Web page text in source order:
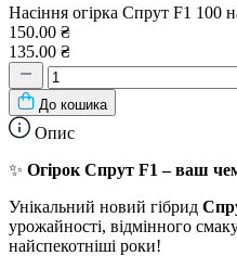
Насіння огірка Спрут F1 100
150.00 ₴
135.00 ₴
До кошика
Опис
✨ Огірок Спрут F1 – ваш
Унікальний новий гібрид
урожайності, відмінного
найспекотніші роки!